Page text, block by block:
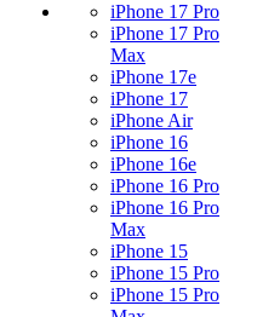
iPhone 17 Pro
iPhone 17 Pro
Max
iPhone 17e
iPhone 17
iPhone Air
iPhone 16
iPhone 16e
iPhone 16 Pro
iPhone 16 Pro
Max
iPhone 15
iPhone 15 Pro
iPhone 15 Pro